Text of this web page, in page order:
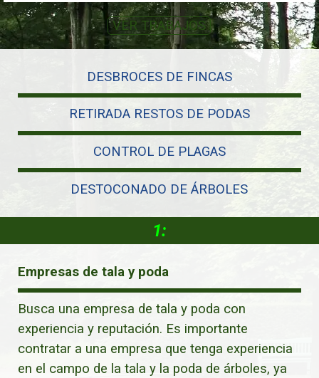
VER TRABAJOS
DESBROCES DE FINCAS
RETIRADA RESTOS DE PODAS
CONTROL DE PLAGAS
DESTOCONADO DE ÁRBOLES
1:
Empresas de tala y poda
Busca una empresa de tala y poda con
experiencia y reputación. Es importante
contratar a una empresa que tenga experiencia
en el campo de la tala y la poda de árboles, ya